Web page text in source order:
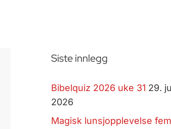
Siste innlegg
Bibelquiz 2026 uke 31 29.
2026
Magisk lunsjopplevelse fem